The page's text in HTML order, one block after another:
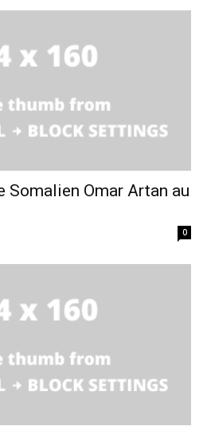
Somalien Omar Artan au
0